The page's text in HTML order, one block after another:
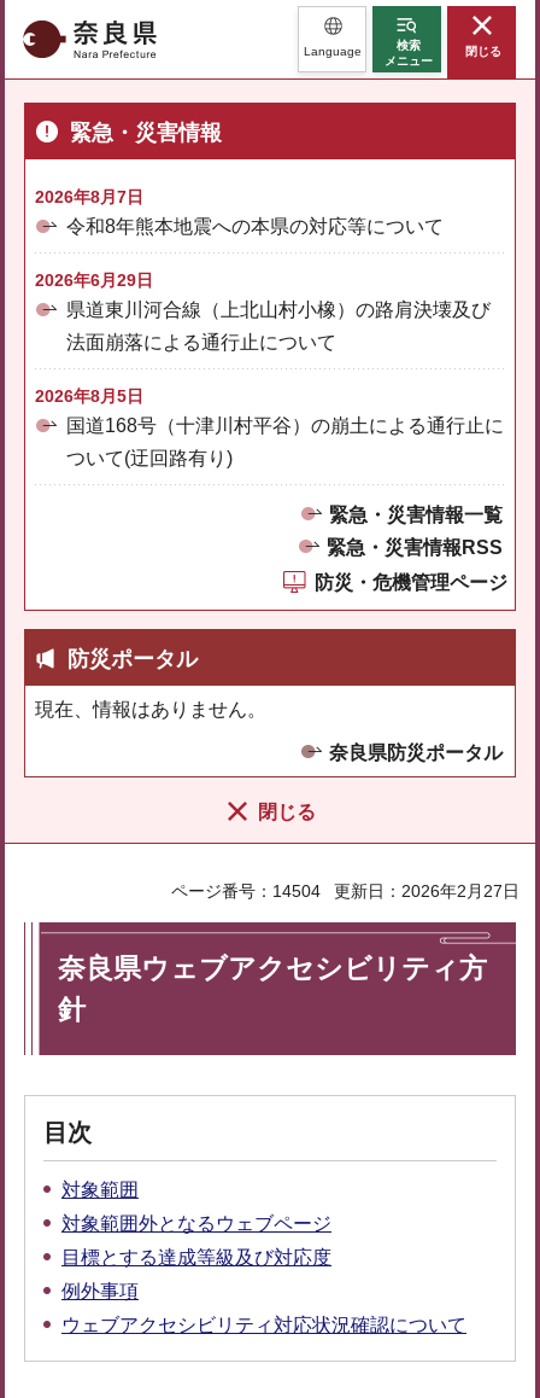
奈良県 Language
検索
メニュー
閉じる
緊急・災害情報
2026年8月7日
令和8年熊本地震への本県の対応等について
2026年6月29日
県道東川河合線（上北山村小橡）の路肩決壊及び
法面崩落による通行止について
2026年8月5日
国道168号（十津川村平谷）の崩土による通行止に
ついて(迂回路有り)
緊急・災害情報一覧
緊急・災害情報RSS
防災・危機管理ページ
防災ポータル
現在、情報はありません。
奈良県防災ポータル
閉じる
ページ番号：14504 更新日：2026年2月27日
奈良県ウェブアクセシビリティ方
針
目次
対象範囲
対象範囲外となるウェブページ
目標とする達成等級及び対応度
例外事項
ウェブアクセシビリティ対応状況確認について